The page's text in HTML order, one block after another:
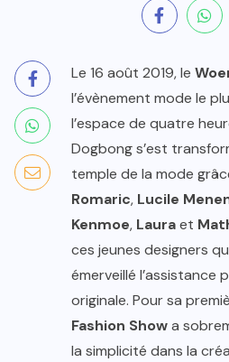
Le 16 août 2019, le
l’évènement mode le
l’espace de quatre
Dogbong s’est
temple de la mode
Romaric, Lucile
Kenmoe, Lauraet
ces jeunes designers
émerveillé l’assistance
originale. Pour sa
Fashion Showa
la simplicité dans la